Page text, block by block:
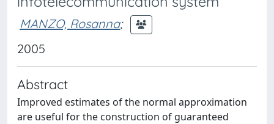
MANZO, Rosanna;
2005
Abstract
Improved estimates of the normal approximation
are useful for the construction of guaranteed